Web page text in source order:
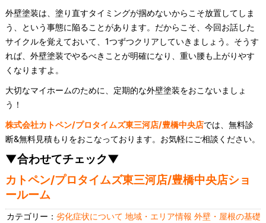
外壁塗装は、塗り直すタイミングが掴めないからこそ放置してしま
う、という事態に陥ることがあります。だからこそ、今回お話した
サイクルを覚えておいて、1つずつクリアしていきましょう。そうす
れば、外壁塗装でやるべきことが明確になり、重い腰も上がりやす
くなりますよ。
大切なマイホームのために、定期的な外壁塗装をおこないましょ
う！
株式会社カトペン/プロタイムズ東三河店/豊橋中央店では、無料診
断&無料見積もりをおこなっております。お気軽にご相談ください。
▼合わせてチェック▼
カトペン/プロタイムズ東三河店/豊橋中央店ショ
ールーム
カテゴリー：劣化症状について 地域・エリア情報 外壁・屋根の基礎